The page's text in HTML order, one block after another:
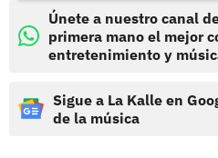
Únete a nuestro canal
primera mano el mejor
entretenimiento y
Sigue a La Kalle en
de la música